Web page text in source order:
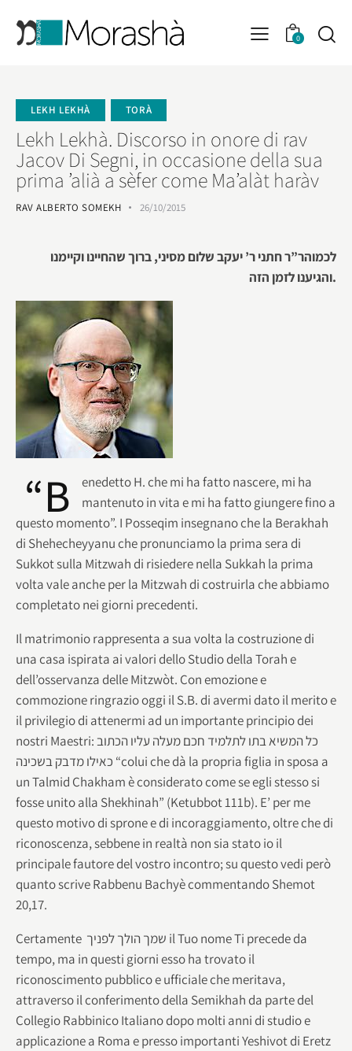
0
LEKH LEKHÀ TORÀ
Lekh Lekhà. Discorso in onore di rav
Jacov Di Segni, in occasione della sua
prima ’alià a sèfer come Ma’alàt haràv
RAV ALBERTO SOMEKH 26/10/2015
לכמוהר”ר חתני ר’ יעקב שלום מסיני, ברוך שהחיינו וקיימנו
והגיענו לזמן הזה.
“B
enedetto H. che mi ha fatto nascere, mi ha
mantenuto in vita e mi ha fatto giungere fino a
questo momento”. I Posseqim insegnano che la Berakhah
di Shehecheyyanu che pronunciamo la prima sera di
Sukkot sulla Mitzwah di risiedere nella Sukkah la prima
volta vale anche per la Mitzwah di costruirla che abbiamo
completato nei giorni precedenti.
Il matrimonio rappresenta a sua volta la costruzione di
una casa ispirata ai valori dello Studio della Torah e
dell’osservanza delle Mitzwòt. Con emozione e
commozione ringrazio oggi il S.B. di avermi dato il merito e
il privilegio di attenermi ad un importante principio dei
nostri Maestri: כל המשיא בתו לתלמיד חכם מעלה עליו הכתוב
כאילו מדבק בשכינה “colui che dà la propria figlia in sposa a
un Talmid Chakham è considerato come se egli stesso si
fosse unito alla Shekhinah” (Ketubbot 111b). E’ per me
questo motivo di sprone e di incoraggiamento, oltre che di
riconoscenza, sebbene in realtà non sia stato io il
principale fautore del vostro incontro; su questo vedi però
quanto scrive Rabbenu Bachyè commentando Shemot
20,17.
Certamente שמך הולך לפניך il Tuo nome Ti precede da
tempo, ma in questi giorni esso ha trovato il
riconoscimento pubblico e ufficiale che meritava,
attraverso il conferimento della Semikhah da parte del
Collegio Rabbinico Italiano dopo molti anni di studio e
applicazione a Roma e presso importanti Yeshivot di Eretz